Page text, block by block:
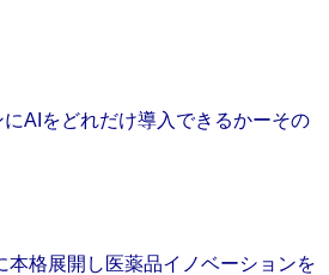
AIをどれだけ導入できるかーその
格展開し医薬品イノベーションを